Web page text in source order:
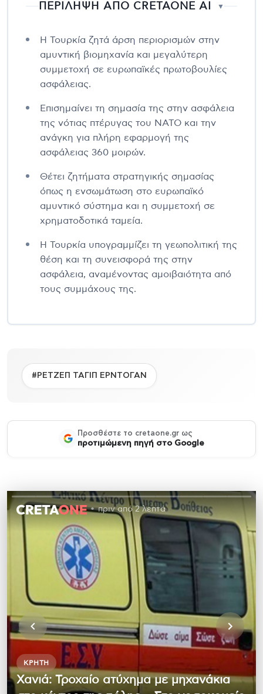
ΠΕΡΙΛΗΨΗ ΑΠΟ CRETAONE AI ▼
Η Τουρκία ζητά άρση περιορισμών στην
αμυντική βιομηχανία και μεγαλύτερη
συμμετοχή σε ευρωπαϊκές πρωτοβουλίες
ασφάλειας.
Επισημαίνει τη σημασία της στην ασφάλεια
της νότιας πτέρυγας του ΝΑΤΟ και την
ανάγκη για πλήρη εφαρμογή της
ασφάλειας 360 μοιρών.
Θέτει ζητήματα στρατηγικής σημασίας
όπως η ενσωμάτωση στο ευρωπαϊκό
αμυντικό σύστημα και η συμμετοχή σε
χρηματοδοτικά ταμεία.
Η Τουρκία υπογραμμίζει τη γεωπολιτική της
θέση και τη συνεισφορά της στην
ασφάλεια, αναμένοντας αμοιβαιότητα από
τους συμμάχους της.
#ΡΕΤΖΕΠ ΤΑΓΙΠ ΕΡΝΤΟΓΑΝ
Προσθέστε το cretaone.gr ως
προτιμώμενη πηγή στο Google
πριν από 2 λεπτά
ΚΡΉΤΗ
Χανιά: Τροχαίο ατύχημα με μηχανάκια